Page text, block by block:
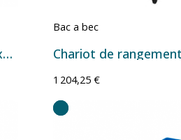
Bac à bec 5120057 - 170x105x75 mm - 1 L Rouge
Bac a bec
1 204,25 €